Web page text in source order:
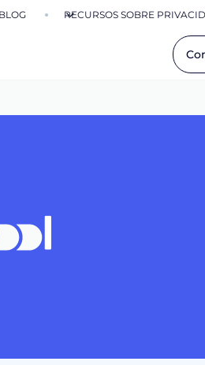
BLOG RECURSOS SOBRE